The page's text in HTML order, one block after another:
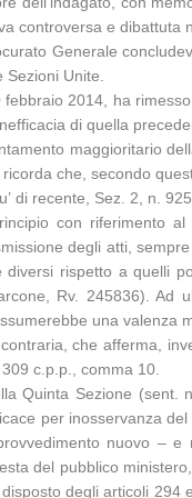
controversa e dibattuta
Generale
Unite.
2014, ha
di quella
maggioritario
che, secondo
di recente, Sez. 2, n.
con riferimento
degli atti,
rispetto a quelli
Rv. 245836).
una valenza
che afferma,
c.p.p., comma 10.
Quinta Sezione (sent.
per inosservanza
nuovo –
del pubblico
degli articoli